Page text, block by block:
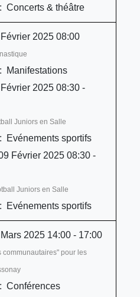
& théâtre
2025 08:00
2025 08:30 -
Juniors en Salle
sportifs
Février 2025 08:30 -
Juniors en Salle
sportifs
2025 14:00 - 17:00
communautaires" pour les